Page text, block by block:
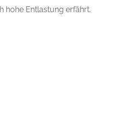
hohe Entlastung erfährt.